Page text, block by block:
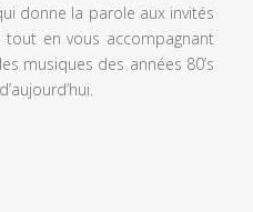
donne la parole aux invités
tout en vous accompagnant
musiques des années 80’s